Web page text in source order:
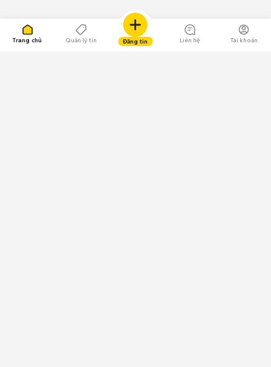
Trang chủ Quản lý tin Đăng tin Liên hệ Tài khoản